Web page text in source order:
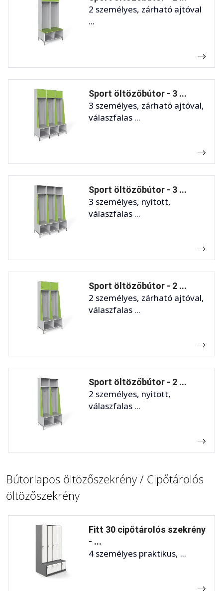
2 személyes, zárható ajtóval
...
Sport öltözőbútor - 3 ...
3 személyes, zárható ajtóval,
válaszfalas ...
Sport öltözőbútor - 3 ...
3 személyes, nyitott,
válaszfalas ...
Sport öltözőbútor - 2 ...
2 személyes, zárható ajtóval,
válaszfalas ...
Sport öltözőbútor - 2 ...
2 személyes, nyitott,
válaszfalas ...
Bútorlapos öltözőszekrény / Cipőtárolós
öltözőszekrény
Fitt 30 cipőtárolós szekrény
- ...
4 személyes praktikus, ...